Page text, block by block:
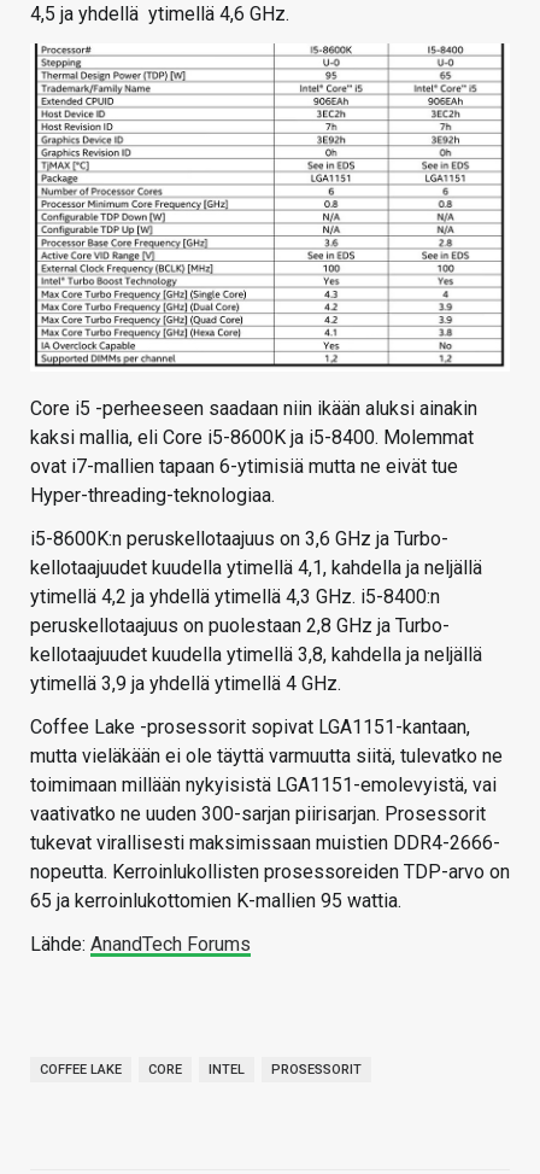
4,5 ja yhdellä ytimellä 4,6 GHz.
Core i5 -perheeseen saadaan niin ikään aluksi ainakin
kaksi mallia, eli Core i5-8600K ja i5-8400. Molemmat
ovat i7-mallien tapaan 6-ytimisiä mutta ne eivät tue
Hyper-threading-teknologiaa.
i5-8600K:n peruskellotaajuus on 3,6 GHz ja Turbo-
kellotaajuudet kuudella ytimellä 4,1, kahdella ja neljällä
ytimellä 4,2 ja yhdellä ytimellä 4,3 GHz. i5-8400:n
peruskellotaajuus on puolestaan 2,8 GHz ja Turbo-
kellotaajuudet kuudella ytimellä 3,8, kahdella ja neljällä
ytimellä 3,9 ja yhdellä ytimellä 4 GHz.
Coffee Lake -prosessorit sopivat LGA1151-kantaan,
mutta vieläkään ei ole täyttä varmuutta siitä, tulevatko ne
toimimaan millään nykyisistä LGA1151-emolevyistä, vai
vaativatko ne uuden 300-sarjan piirisarjan. Prosessorit
tukevat virallisesti maksimissaan muistien DDR4-2666-
nopeutta. Kerroinlukollisten prosessoreiden TDP-arvo on
65 ja kerroinlukottomien K-mallien 95 wattia.
Lähde: AnandTech Forums
COFFEE LAKE CORE INTEL PROSESSORIT